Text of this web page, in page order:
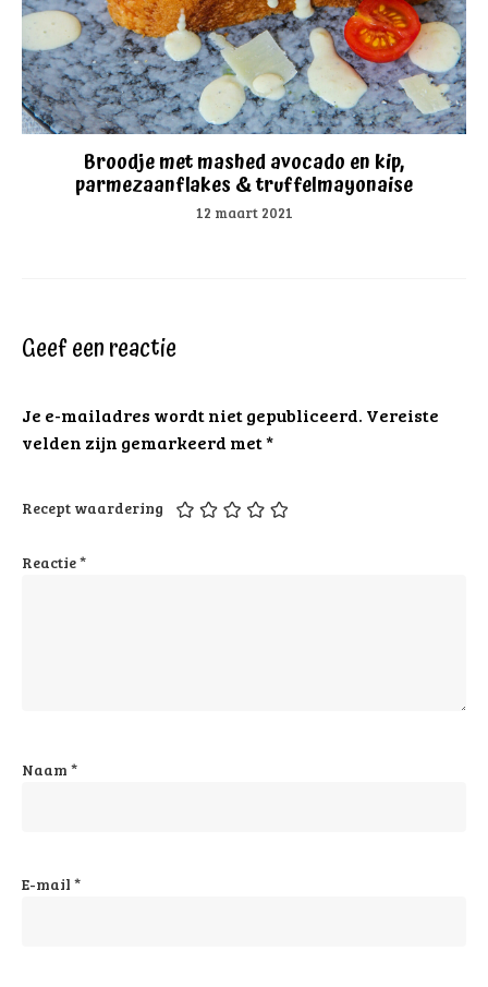
Broodje met mashed avocado en kip,
parmezaanflakes & truffelmayonaise
12 maart 2021
Geef een reactie
Je e-mailadres wordt niet gepubliceerd. Vereiste
velden zijn gemarkeerd met*
Recept waardering
Reactie*
Naam *
E-mail *